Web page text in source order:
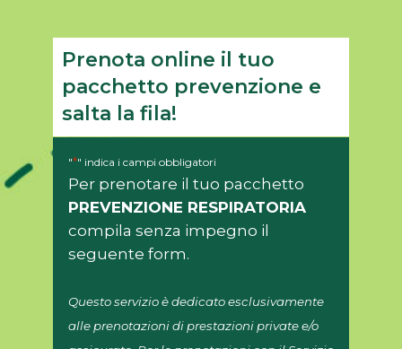
Prenota online il tuo
pacchetto prevenzione e
salta la fila!
"*" indica i campi obbligatori
Per prenotare il tuo pacchetto
PREVENZIONE RESPIRATORIA
compila senza impegno il
seguente form.
Questo servizio è dedicato esclusivamente
alle prenotazioni di prestazioni private e/o